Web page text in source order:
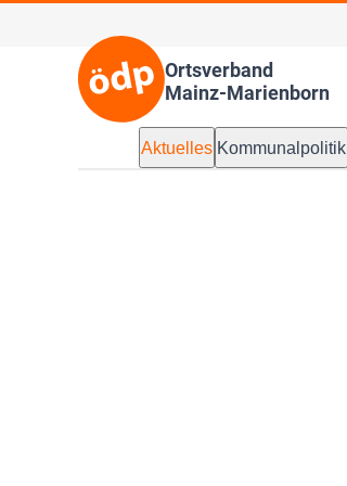
Ortsverband
Mainz-Marienborn
Aktuelles Kommunalpolitik